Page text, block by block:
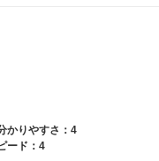
かりやすさ：4
ード：4